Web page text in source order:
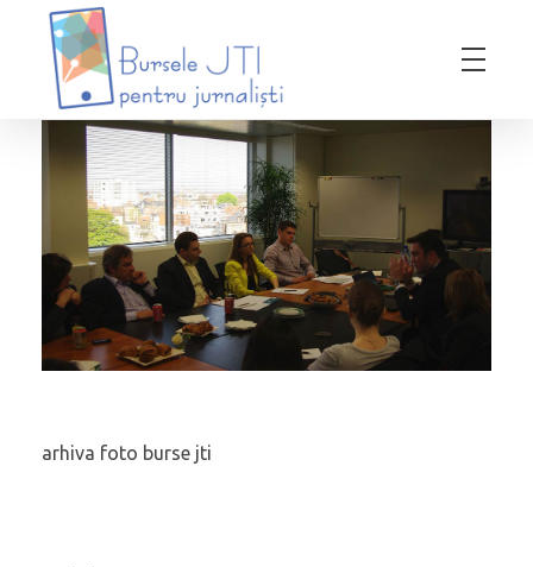
Bursele JTI pentru Jurnalisti
arhiva foto burse jti